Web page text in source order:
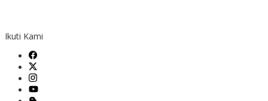
Ikuti Kami